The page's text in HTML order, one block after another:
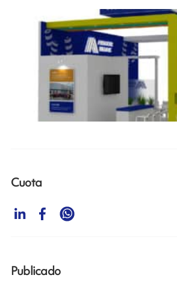
Cuota
Publicado